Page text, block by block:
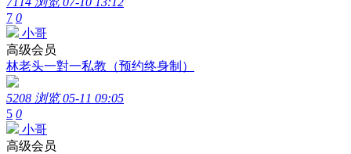
7 0
小哥
高级会员
林老头一對一私教（预约终身制）
5208 浏览 05-11 09:05
5 0
小哥
高级会员